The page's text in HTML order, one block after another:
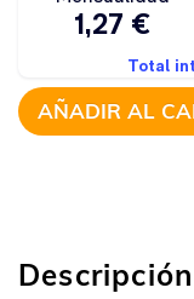
AÑADIR AL
Descripción